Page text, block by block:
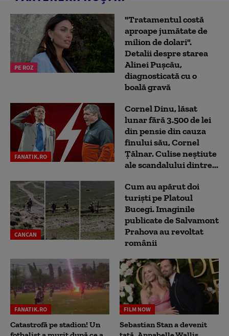
PE ROZ
"Tratamentul costă
aproape jumătate de
milion de dolari".
Detalii despre starea
Alinei Pușcău,
diagnosticată cu o
boală gravă
FANATIK.RO
Cornel Dinu, lăsat
lunar fără 3.500 de lei
din pensie din cauza
finului său, Cornel
Țălnar. Culise neștiute
ale scandalului dintre...
CANCAN
Cum au apărut doi
turiști pe Platoul
Bucegi. Imaginile
publicate de Salvamont
Prahova au revoltat
românii
FANATIK.RO
Catastrofă pe stadion! Un
FILM NOW
Sebastian Stan a devenit